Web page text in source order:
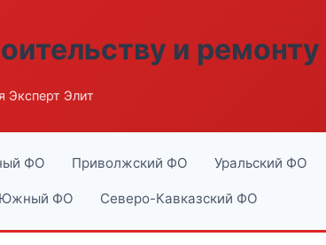
и ремонту
Эксперт Элит
ФО Приволжский ФО Уральский ФО
Южный ФО Северо-Кавказский ФО